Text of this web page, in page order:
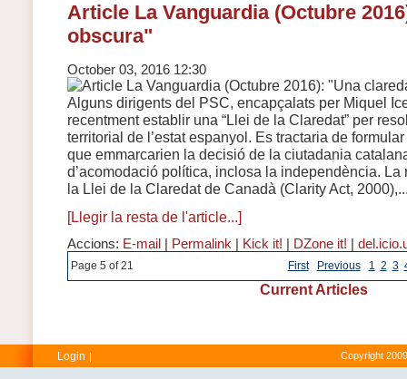
Article La Vanguardia (Octubre
obscura"
October 03, 2016 12:30
Alguns dirigents del PSC, encapçalats per Miquel
recentment establir una “Llei de la Claredat” per
territorial de l’estat espanyol. Es tractaria de
que emmarcarien la decisió de la ciutadania
d’acomodació política, inclosa la independència. La
la Llei de la Claredat de Canadà (Clarity Act,
[Llegir la resta de l'article...]
Accions: E-mail Permalink Kick it! DZone it!
Page 5 of 21 First Previous 1 2 3
Current Articles
Login | Copyright